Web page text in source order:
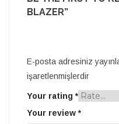
BLAZER”
E-posta adresiniz
işaretlenmişlerdir
Your rating *
Your review *